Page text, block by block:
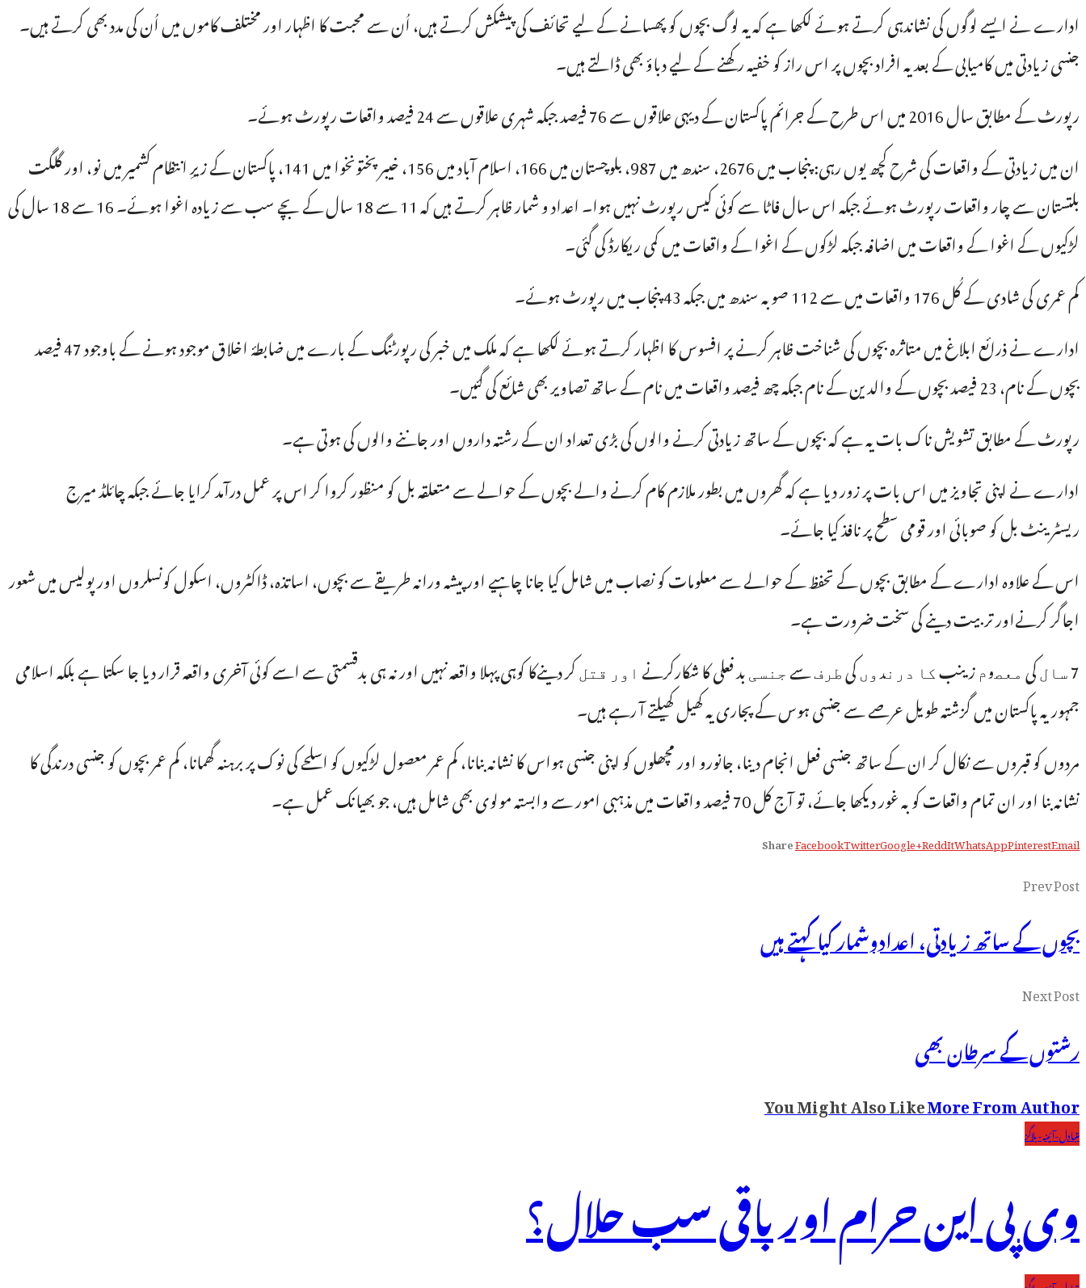
ادارے نے ایسے لوگوں کی نشاندہی کرتے ہوئے لکھا ہے کہ یہ لوگ بچوں کو پھسانے کے لیے تحائف کی پیشکش کرتے ہیں، اُن سے محبت کا اظہار اور مختلف کاموں میں اُن کی مدد بھی کرتے ہیں۔
جنسی زیادتی میں کامیابی کے بعد یہ افراد بچوں پر اس راز کو خفیہ رکھنے کے لیے دباؤ بھی ڈالتے ہیں۔
رپورٹ کے مطابق سال 2016 میں اس طرح کے جرائم پاکستان کے دیہی علاقوں سے 76 فیصد جبکہ شہری علاقوں سے 24 فیصد واقعات رپورٹ ہوئے۔
ان میں زیادتی کے واقعات کی شرح کچھ یوں رہی: پنجاب میں 2676، سندھ میں 987، بلوچستان میں 166، اسلام آباد میں 156، خیبر پختونخوا میں 141، پاکستان کے زیرِ انتظام کشمیر میں نو، اور گلگت
بلتستان سے چار واقعات رپورٹ ہوئے جبکہ اس سال فاٹا سے کوئی کیس رپورٹ نہیں ہوا۔ اعداد و شمار ظاہر کرتے ہیں کہ 11 سے 18 سال کے بچے سب سے زیادہ اغوا ہوئے۔ 16 سے 18 سال کی
لڑکیوں کے اغوا کے واقعات میں اضافہ جبکہ لڑکوں کے اغوا کے واقعات میں کمی ریکارڈ کی گئی۔
کم عمری کی شادی کے کُل 176 واقعات میں سے 112 صوبہ سندھ میں جبکہ 43 پنجاب میں رپورٹ ہوئے۔
ادارے نے ذرائع ابلاغ میں متاثرہ بچوں کی شناخت ظاہر کرنے پر افسوس کا اظہار کرتے ہوئے لکھا ہے کہ ملک میں خبر کی رپورٹنگ کے بارے میں ضابطۂ اخلاق موجود ہونے کے باوجود 47 فیصد
بچوں کے نام، 23 فیصد بچوں کے والدین کے نام جبکہ چھ فیصد واقعات میں نام کے ساتھ تصاویر بھی شائع کی گئیں۔
رپورٹ کے مطابق تشویش ناک بات یہ ہے کہ بچوں کے ساتھ زیادتی کرنے والوں کی بڑی تعداد ان کے رشتہ داروں اور جاننے والوں کی ہوتی ہے۔
ادارے نے اپنی تجاویز میں اس بات پر زور دیا ہے کہ گھروں میں بطور ملازم کام کرنے والے بچوں کے حوالے سے متعلقہ بل کو منظور کروا کر اس پر عمل درآمد کرایا جائے جبکہ چائلڈ میرج
ریسٹرینٹ بل کو صوبائی اور قومی سطح پر نافذ کیا جائے۔
اس کے علاوہ ادارے کے مطابق بچوں کے تحفظ کے حوالے سے معلومات کو نصاب میں شامل کیا جانا چاہیے اور پیشہ ورانہ طریقے سے بچوں، اساتذہ، ڈاکٹروں، اسکول کونسلروں اور پولیس میں شعور
اجاگر کرنےاور تربیت دینے کی سخت ضرورت ہے۔
7 ﺳﺎﻝ کی ﻣﻌﺼﻮﻡ زینب ﮐﺎ ﺩﺭﻧﺪﻭﮞ کی ﻃﺮﻑ سے ﺟﻨﺴﯽ بد فعلی کا شکارکرنے ﺍﻭﺭ ﻗﺘﻞ کر دینےکا کوہی پہلا واقعہ نہیں اور نہ ہی بدقسمتی سے اسے کوئی آخری واقعہ قرار دیا جا سکتا ہے بلکہ اسلامی
جمہوریہ پاکستان میں گزشتہ طویل عرصے سے جنسی ہوس کے پجاری یہ کھیل کھیلتے آ رہے ہیں۔
مردوں کو قبروں سے نکال کر ان کے ساتھ جنسی فعل انجام دینا، جانورو اور مچھلوں کو اپنی جنسی ہواس کا نشانہ بنانا، کم عمر معصول لڑکیوں کو اسلحے کی نوک پر برہنہ گھمانا، کم عمر بچوں کو جنسی درندگی کا
نشانہ بنا اور ان تمام واقعات کو بہ غور دیکھا جائے، تو آج کل 70 فیصد واقعات میں مذہبی امور سے وابستہ مولوی بھی شامل ہیں، جو بھیانک عمل ہے۔
ShareFacebookTwitterGoogle+ReddItWhatsAppPinterestEmail
Prev Post
بچوں کے ساتھ زیادتی، اعدادوشمار کیا کہتے ہیں
Next Post
رشتوں کے سرطان بھی
You Might Also LikeMore From Author
متبادل-آئینہ-بلاگز
وی پی این حرام اور باقی سب حلال؟